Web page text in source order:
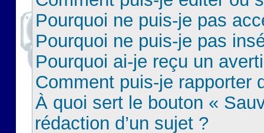
Pourquoi ne puis-je pas
Pourquoi ne puis-je pas
Pourquoi ai-je reçu un
Comment puis-je rapporter
À quoi sert le bouton «
rédaction d’un sujet ?